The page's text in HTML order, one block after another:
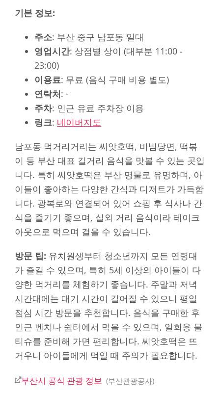
기본 정보:
주소: 부산 중구 남포동 일대
영업시간: 상점별 상이 (대부분 11:00 -
23:00)
이용료: 무료 (음식 구매 비용 별도)
연락처: -
주차: 인근 유료 주차장 이용
링크: 네이버지도
남포동 먹거리거리는 씨앗호떡, 비빔당면, 떡볶
이 등 부산 대표 길거리 음식을 맛볼 수 있는 곳입
니다. 특히 씨앗호떡은 부산 명물로 유명하며, 아
이들이 좋아하는 다양한 간식과 디저트가 가득합
니다. 광복로와 연결되어 있어 쇼핑 후 식사나 간
식을 즐기기 좋으며, 실외 거리 음식이라 테이크
아웃으로 먹으며 걸을 수 있습니다.
방문 팁: 유치원생부터 청소년까지 모든 연령대
가 즐길 수 있으며, 특히 5세 이상의 아이들이 다
양한 먹거리를 체험하기 좋습니다. 주말과 저녁
시간대에는 대기 시간이 길어질 수 있으니 평일
점심 시간 방문을 추천합니다. 음식을 구매한 후
인근 벤치나 쉼터에서 먹을 수 있으며, 일회용 물
티슈를 준비해 가면 편리합니다. 씨앗호떡은 뜨
거우니 아이들에게 먹일 때 주의가 필요합니다.
부산시 공식 관광 정보 부산관광공사